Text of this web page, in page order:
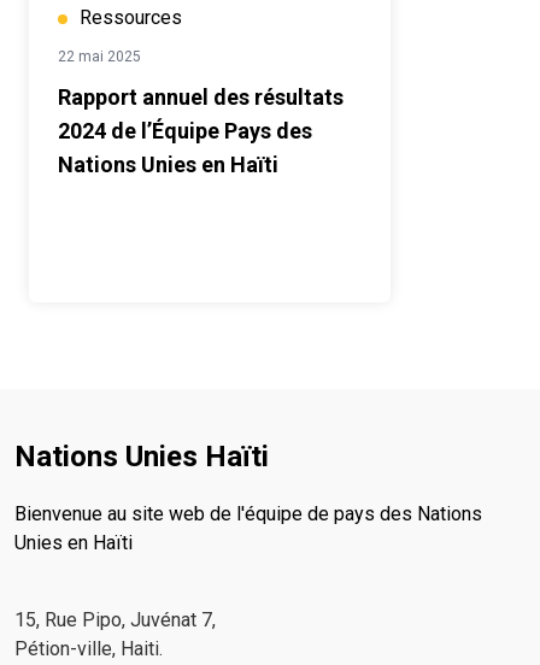
Ressources
22 mai 2025
Rapport annuel des résultats
2024 de l’Équipe Pays des
Nations Unies en Haïti
Nations Unies Haïti
Bienvenue au site web de l'équipe de pays des Nations
Unies en Haïti
15, Rue Pipo, Juvénat 7,
Pétion-ville, Haiti.